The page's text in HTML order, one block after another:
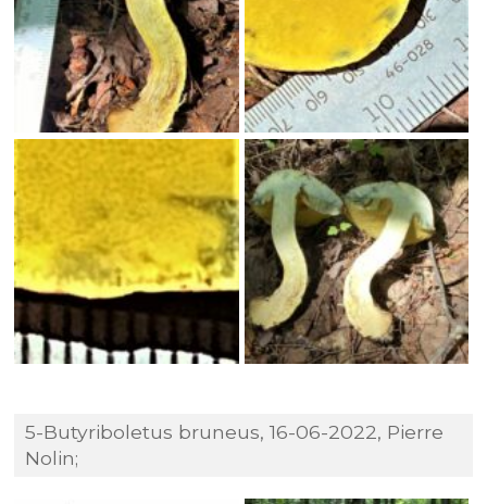
5-Butyriboletus bruneus, 16-06-2022, Pierre
Nolin;